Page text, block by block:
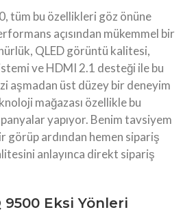
tüm bu özellikleri göz önüne
açısından mükemmel bir
QLED görüntü kalitesi,
ve HDMI 2.1 desteği ile bu
aşmadan üst düzey bir deneyim
mağazası özellikle bu
yapıyor. Benim tavsiyem
görüp ardından hemen sipariş
anlayınca direkt sipariş
9500 Eksi Yönleri